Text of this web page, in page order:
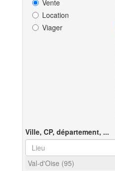
Vente
Location
Viager
Ville, CP, département, ...
Val-d'Oise (95)